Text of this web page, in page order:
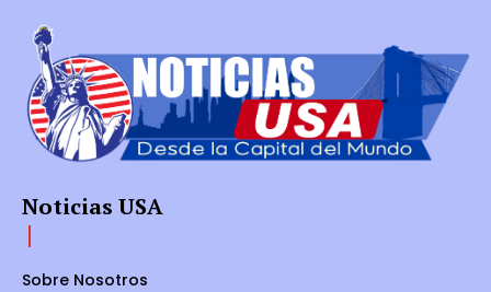
Noticias USA
Sobre Nosotros